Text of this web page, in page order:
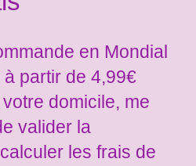
en Mondial
partir de 4,99€
domicile, me
valider la
les frais de